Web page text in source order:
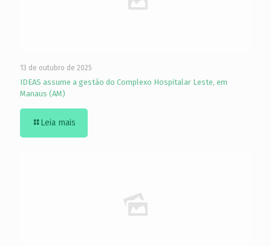
13 de outubro de 2025
IDEAS assume a gestão do Complexo Hospitalar Leste, em
Manaus (AM)
Leia mais